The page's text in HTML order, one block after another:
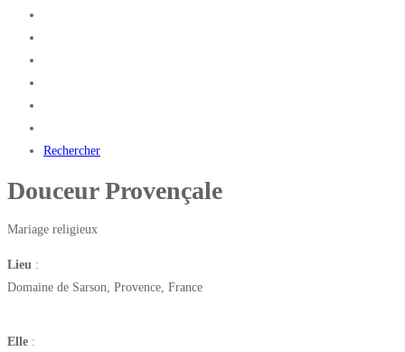
Rechercher
Douceur Provençale
Mariage religieux
Lieu :
Domaine de Sarson, Provence, France
Elle :